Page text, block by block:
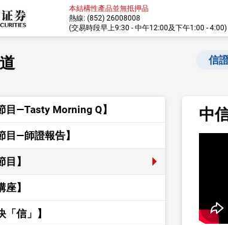
本結構性產品並無抵押品
熱線: (852) 26008008
(交易時段早上9:30 - 中午12:00及下午1:00 - 4:00)
信
目—Tasty Morning Q】
目—師證報告】
目】
座】
「信」】
中